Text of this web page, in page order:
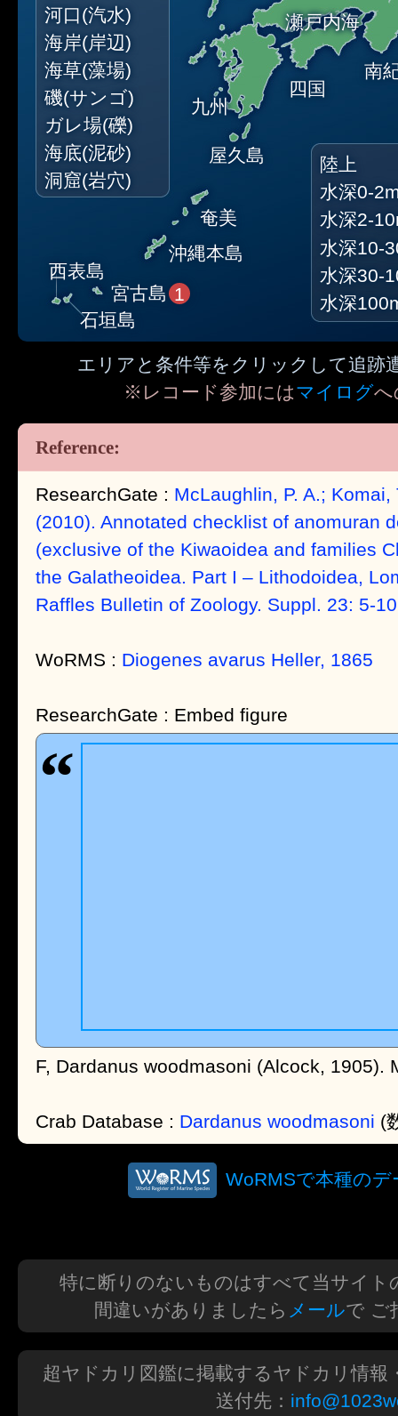
南
瀬戸内海
四国
九州
屋久島
奄美
沖縄本島
宮古島 1
石垣島
西表島
陸上
水深0-
水深2-
水深10-
水深30-
水深
河口(汽水)
海岸(岸辺)
海草(藻場)
磯(サンゴ)
ガレ場(礫)
海底(泥砂)
洞窟(岩穴)
エリアと条件等をクリックして追跡
※レコード参加にはマイログへ
ResearchGate : McLaughlin, P. A.;
(2010). Annotated checklist of anomuran
(exclusive of the Kiwaoidea and families
the Galatheoidea. Part I – Lithodoidea,
Raffles Bulletin of Zoology. Suppl. 23: 5-
WoRMS : Diogenes avarus Heller, 1865
ResearchGate : Embed figure
F, Dardanus woodmasoni (Alcock, 1905).
Crab Database : Dardanus woodmasoni (
WoRMSで本種の
特に断りのないものはすべて当サイト
間違いがありましたら メールで ご
超ヤドカリ図鑑に掲載するヤドカリ情報
送付先：